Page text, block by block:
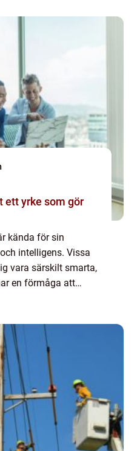
kända för sin
intelligens. Vissa
vara särskilt smarta,
en förmåga att